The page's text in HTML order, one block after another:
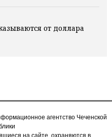
от доллара
агентство Чеченской
на сайте, охраняются в